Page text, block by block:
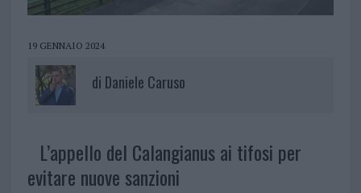
19 GENNAIO 2024
di Daniele Caruso
L’appello del Calangianus ai tifosi per
evitare nuove sanzioni